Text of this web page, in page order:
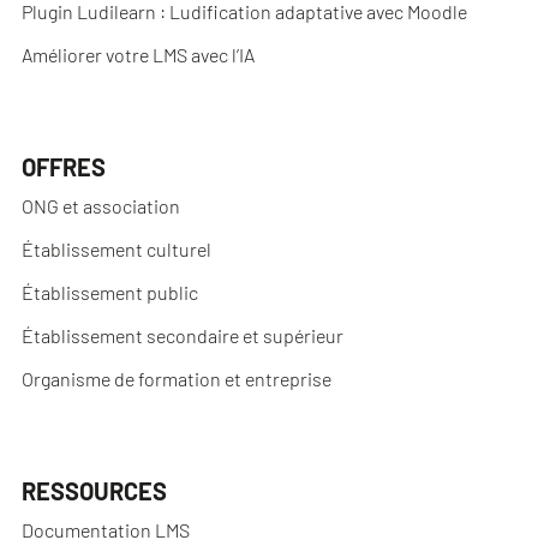
Plugin Ludilearn : Ludification adaptative avec Moodle
Améliorer votre LMS avec l’IA
OFFRES
ONG et association
Établissement culturel
Établissement public
Établissement secondaire et supérieur
Organisme de formation et entreprise
RESSOURCES
Documentation LMS